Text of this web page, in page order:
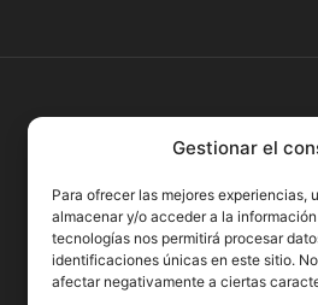
Gestionar el
Para ofrecer las mejores
almacenar y/o acceder a la
tecnologías nos permitirá procesar
identificaciones únicas en este sitio.
afectar negativamente a ciertas
SÍGUENOS